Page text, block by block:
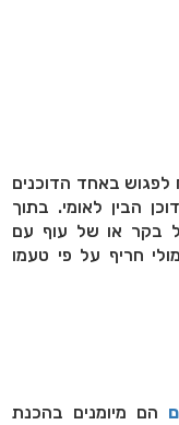
באחד הדוכנים
הבין לאומי. בתוך
בקר או של עוף עם
חריף על פי טעמו
הם מיומנים בהכנת